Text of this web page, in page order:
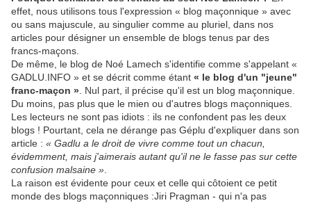
effet, nous utilisons tous l'expression « blog maçonnique » avec
ou sans majuscule, au singulier comme au pluriel, dans nos
articles pour désigner un ensemble de blogs tenus par des
francs-maçons.
De même, le blog de Noé Lamech s'identifie comme s'appelant «
GADLU.INFO » et se décrit comme étant « le blog d'un "jeune"
franc-maçon » . Nul part, il précise qu'il est un blog maçonnique.
Du moins, pas plus que le mien ou d'autres blogs maçonniques.
Les lecteurs ne sont pas idiots : ils ne confondent pas les deux
blogs ! Pourtant, cela ne dérange pas Géplu d'expliquer dans son
article : « Gadlu a le droit de vivre comme tout un chacun,
évidemment, mais j'aimerais autant qu'il ne le fasse pas sur cette
confusion malsaine »
La raison est évidente pour ceux et celle qui côtoient ce petit
monde des blogs maçonniques :Jiri Pragman - qui n'a pas